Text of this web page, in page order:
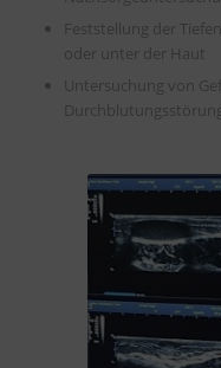
Feststellung der
oder unter der Haut
Untersuchung von